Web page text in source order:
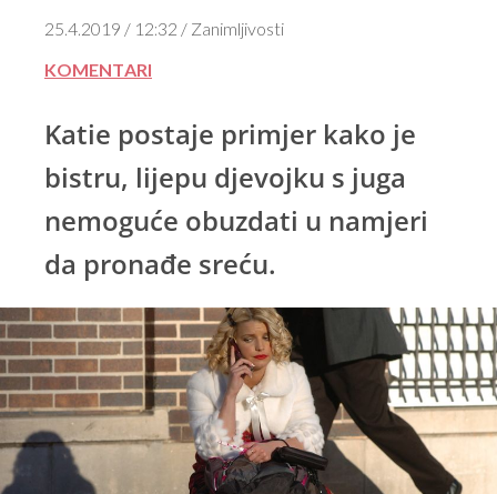
25.4.2019 / 12:32 / Zanimljivosti
KOMENTARI
Katie postaje primjer kako je
bistru, lijepu djevojku s juga
nemoguće obuzdati u namjeri
da pronađe sreću.